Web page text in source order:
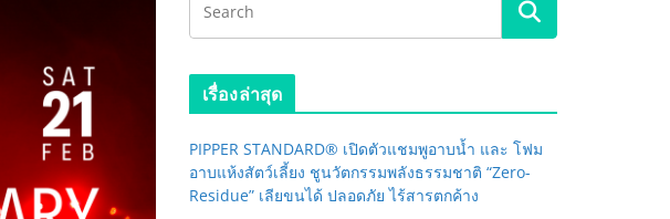
เรื่องล่าสุด
PIPPER STANDARD® เปิดตัวแชมพูอาบน้ำ และ โฟม
อาบแห้งสัตว์เลี้ยง ชูนวัตกรรมพลังธรรมชาติ “Zero-
Residue” เลียขนได้ ปลอดภัย ไร้สารตกค้าง